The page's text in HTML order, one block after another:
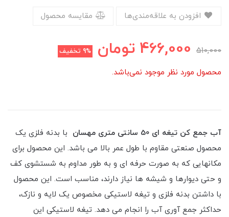
مقایسه محصول
510,000
466,000 تومان 9% تخفیف
محصول مورد نظر موجود نمی‌باشد.
آب جمع کن تیغه ای 50 سانتی متری مهسان
با بدنه فلزی یک
محصول صنعتی مقاوم با طول عمر بالا می باشد. این محصول برای
مکانهایی که به صورت حرفه ای و به طور مداوم به شستشوی کف
و حتی دیوارها و شیشه ها نیاز دارند، مناسب است. این محصول
با داشتن بدنه فلزی و تیغه لاستیکی مخصوص یک لایه و نازک،
حداکثر جمع آوری آب را انجام می دهد. تیغه لاستیکی این